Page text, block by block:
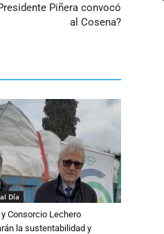
Piñera convocó
al Cosena?
Día
y Consorcio Lechero
la sustentabilidad y